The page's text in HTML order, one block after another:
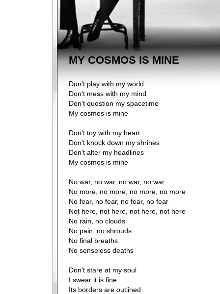
MY COSMOS IS MINE
Don't play with my world
Don't mess with my mind
Don't question my spacetime
My cosmos is mine
Don't toy with my heart
Don't knock down my shrines
Don't alter my headlines
My cosmos is mine
No war, no war, no war, no war
No more, no more, no more, no more
No fear, no fear, no fear, no fear
Not here, not here, not here, not here
No rain, no clouds
No pain, no shrouds
No final breaths
No senseless deaths
Don't stare at my soul
I swear it is fine
Its borders are outlined